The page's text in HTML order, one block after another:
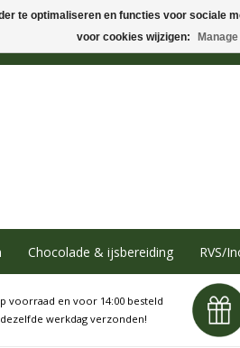
Chocolade & ijsbereiding RVS/
voorraad en voor 14:00 besteld
werkdag verzonden!
te optimaliseren en functies voor sociale
voor cookies wijzigen: